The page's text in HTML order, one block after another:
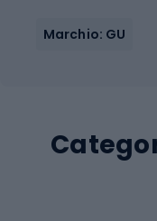
Marchio: GU